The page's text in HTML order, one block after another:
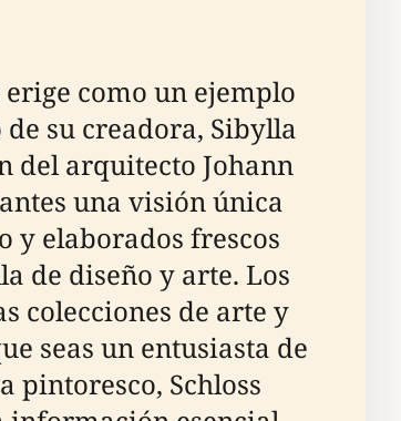
como un ejemplo
su creadora, Sibylla
del arquitecto Johann
una visión única
y elaborados frescos
de diseño y arte. Los
colecciones de arte y
seas un entusiasta de
pintoresco, Schloss